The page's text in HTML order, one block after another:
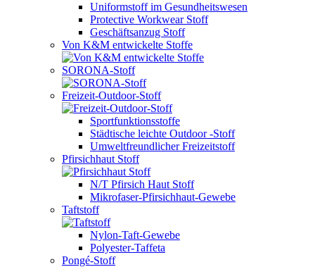
Uniformstoff im Gesundheitswesen
Protective Workwear Stoff
Geschäftsanzug Stoff
Von K&M entwickelte Stoffe
SORONA-Stoff
Freizeit-Outdoor-Stoff
Sportfunktionsstoffe
Städtische leichte Outdoor -Stoff
Umweltfreundlicher Freizeitstoff
Pfirsichhaut Stoff
N/T Pfirsich Haut Stoff
Mikrofaser-Pfirsichhaut-Gewebe
Taftstoff
Nylon-Taft-Gewebe
Polyester-Taffeta
Pongé-Stoff